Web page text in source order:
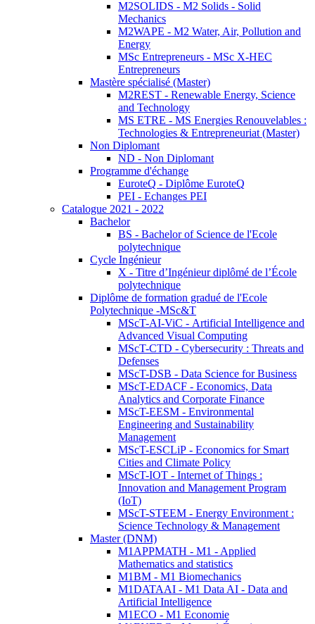
M2SOLIDS - M2 Solids - Solid
Mechanics
M2WAPE - M2 Water, Air, Pollution and
Energy
MSc Entrepreneurs - MSc X-HEC
Entrepreneurs
Mastère spécialisé (Master)
M2REST - Renewable Energy, Science
and Technology
MS ETRE - MS Energies Renouvelables :
Technologies & Entrepreneuriat (Master)
Non Diplomant
ND - Non Diplomant
Programme d'échange
EuroteQ - Diplôme EuroteQ
PEI - Echanges PEI
Catalogue 2021 - 2022
Bachelor
BS - Bachelor of Science de l'Ecole
polytechnique
Cycle Ingénieur
X - Titre d’Ingénieur diplômé de l’École
polytechnique
Diplôme de formation gradué de l'Ecole
Polytechnique -MSc&T
MScT-AI-ViC - Artificial Intelligence and
Advanced Visual Computing
MScT-CTD - Cybersecurity : Threats and
Defenses
MScT-DSB - Data Science for Business
MScT-EDACF - Economics, Data
Analytics and Corporate Finance
MScT-EESM - Environmental
Engineering and Sustainability
Management
MScT-ESCLiP - Economics for Smart
Cities and Climate Policy
MScT-IOT - Internet of Things :
Innovation and Management Program
(IoT)
MScT-STEEM - Energy Environment :
Science Technology & Management
Master (DNM)
M1APPMATH - M1 - Applied
Mathematics and statistics
M1BM - M1 Biomechanics
M1DATAAI - M1 Data AI - Data and
Artificial Intelligence
M1ECO - M1 Economie